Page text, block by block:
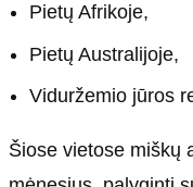
Pietų Afrikoje,
Pietų Australijoje,
Viduržemio jūros
Šiose vietose miškų